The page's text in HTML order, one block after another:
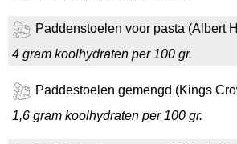
Paddenstoelen voor pasta (Albert
4 gram koolhydraten per 100 gr.
Paddestoelen gemengd (Kings
1,6 gram koolhydraten per 100 gr.